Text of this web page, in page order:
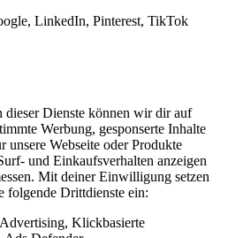
LinkedIn, Pinterest, TikTok
dieser Dienste können wir dir auf
Werbung, gesponserte Inhalte
unsere Webseite oder Produkte
und Einkaufsverhalten anzeigen
Mit deiner Einwilligung setzen
folgende Drittdienste ein:
Klickbasierte